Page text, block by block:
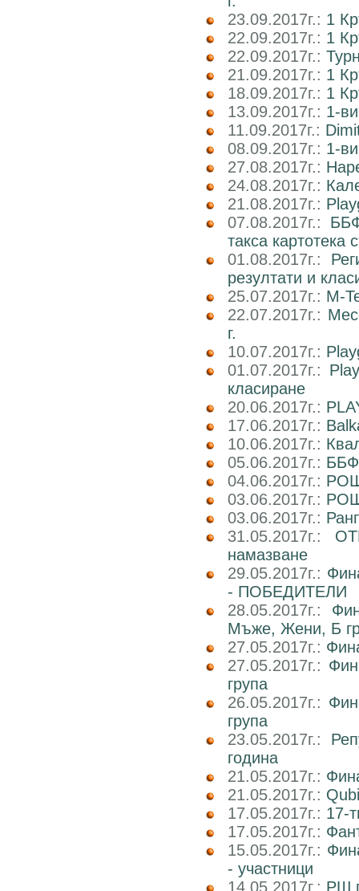
23.09.2017г.: 1
22.09.2017г.: 1
22.09.2017г.:
21.09.2017г.: 1
18.09.2017г.: 1
13.09.2017г.: 1-
11.09.2017г.:
08.09.2017г.: 1-
27.08.2017г.:
24.08.2017г.:
21.08.2017г.:
07.08.2017г.:
такса картотека
01.08.2017г.:
резултати и
25.07.2017г.: M-
22.07.2017г.:
г.
10.07.2017г.:
01.07.2017г.:
класиране
20.06.2017г.:
17.06.2017г.:
10.06.2017г.:
05.06.2017г.: ББФ
04.06.2017г.:
03.06.2017г.:
03.06.2017г.:
31.05.2017г.:
намазване
29.05.2017г.:
- ПОБЕДИТЕЛИ
28.05.2017г.:
Мъже, Жени, Б
27.05.2017г.:
27.05.2017г.:
група
26.05.2017г.:
група
23.05.2017г.:
година
21.05.2017г.:
21.05.2017г.:
17.05.2017г.: 17-
17.05.2017г.:
15.05.2017г.:
- участници
14.05.2017г.: РШ